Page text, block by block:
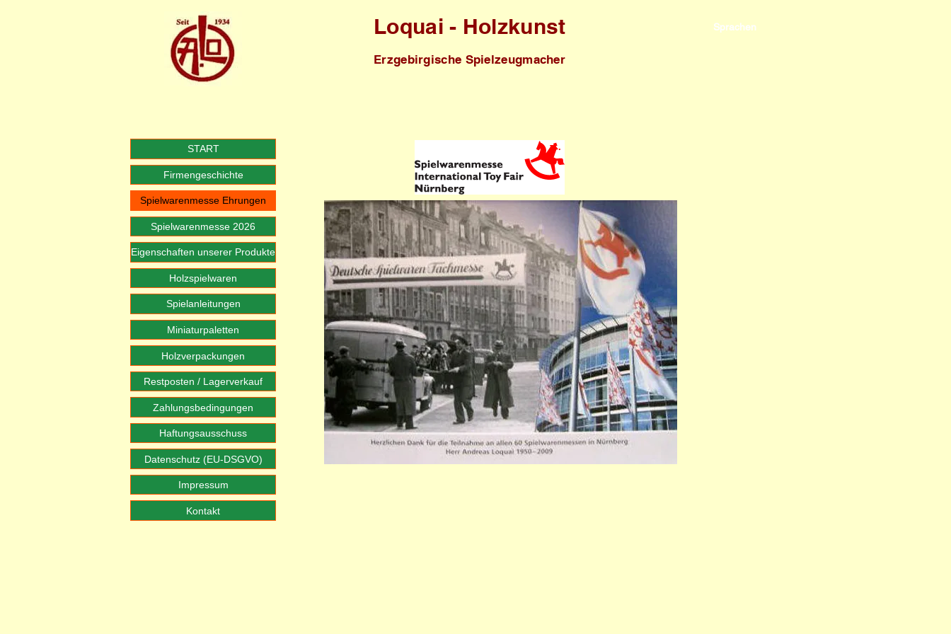
Loquai - Holzkunst
Erzgebirgische Spielzeugmacher
Sprachen
START
Firmengeschichte
Spielwarenmesse Ehrungen
Spielwarenmesse 2026
Eigenschaften unserer Produkte
Holzspielwaren
Spielanleitungen
Miniaturpaletten
Holzverpackungen
Restposten / Lagerverkauf
Zahlungsbedingungen
Haftungsausschuss
Datenschutz (EU-DSGVO)
Impressum
Kontakt